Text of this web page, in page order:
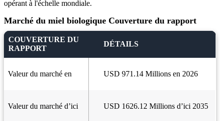
opérant à l'échelle mondiale.
Marché du miel biologique Couverture du rapport
COUVERTURE DU
RAPPORT
DÉTAILS
Valeur du marché en USD 971.14 Millions en 2026
Valeur du marché d’ici USD 1626.12 Millions d’ici 2035